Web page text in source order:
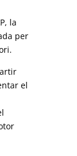
la
per
el